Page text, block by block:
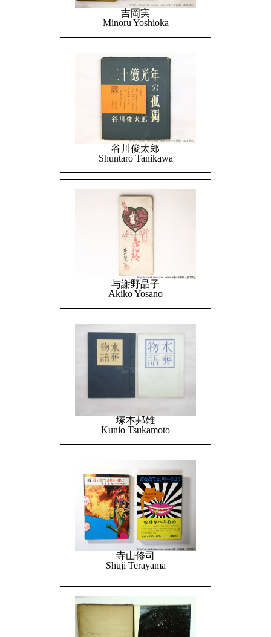
吉岡実
Minoru Yoshioka
谷川俊太郎
Shuntaro Tanikawa
与謝野晶子
Akiko Yosano
塚本邦雄
Kunio Tsukamoto
寺山修司
Shuji Terayama